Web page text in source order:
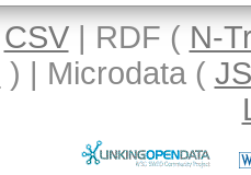
CSV| RDF ( N-
) | Microdata (